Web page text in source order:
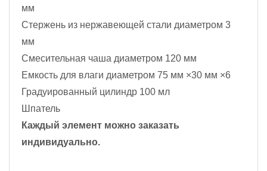
мм
Стержень из нержавеющей стали диаметром 3
мм
Смесительная чаша диаметром 120 мм
Емкость для влаги диаметром 75 мм ×30 мм ×6
Градуированный цилиндр 100 мл
Шпатель
Каждый элемент можно заказать
индивидуально.